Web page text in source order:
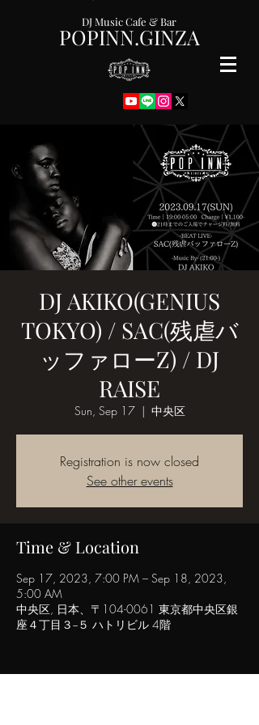
POPINN.GINZA
DJ Music Cafe & Bar
DJ AKIKO(GENIUS
TOKYO) / SAC(残虐バ
ッファローZ) / DJ
RAISE
Sun, Sep 17
  |
中央区
Registration is now closed
See other events
Time & Location
Sep 17, 2023, 7:00 PM – Sep 18, 2023,
5:00 AM
中央区, 日本、〒104-0061 東京都中央区銀
座４丁目３−５ ハトリビル 4階